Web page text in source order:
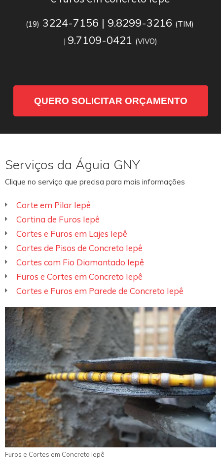
(19) 3224-7156 | 9.8299-3216 (TIM)
| 9.7109-0421 (VIVO)
QUERO SOLICITAR ORÇAMENTO
Serviços da Águia GNY
Clique no serviço que precisa para mais informações
Corte em Pilar Iepê
Cortina de Furos Iepê
Cortes e Furos em Lajes Iepê
Cortes de Pisos de Concreto Iepê
Cortes com Fio Diamantado Iepê
Furos e Cortes em Concreto Iepê
Cortes e Furos em Parede de Concreto Iepê
Furos e Cortes em Concreto Iepê